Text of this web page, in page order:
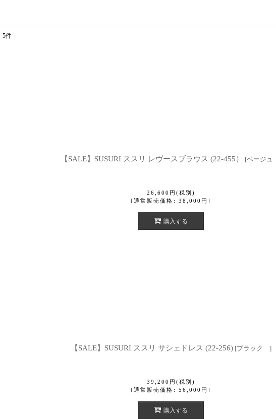
5件
【SALE】SUSURI ススリ レヴースブラウス (22-455） [ベージュ
26,600 円 (税別)
[通常販売価格 : 38,000 円 ]
購入する
【SALE】SUSURI ススリ サシェドレス (22-256) [ブラック ]
39,200 円 (税別)
[通常販売価格 : 56,000 円 ]
購入する